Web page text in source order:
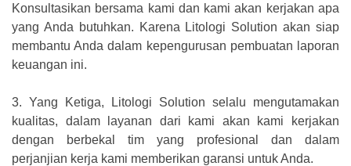
Konsultasikan bersama kami dan kami akan kerjakan apa
yang Anda butuhkan. Karena Litologi Solution akan siap
membantu Anda dalam kepengurusan pembuatan laporan
keuangan ini.
3. Yang Ketiga, Litologi Solution selalu mengutamakan
kualitas, dalam layanan dari kami akan kami kerjakan
dengan berbekal tim yang profesional dan dalam
perjanjian kerja kami memberikan garansi untuk Anda.